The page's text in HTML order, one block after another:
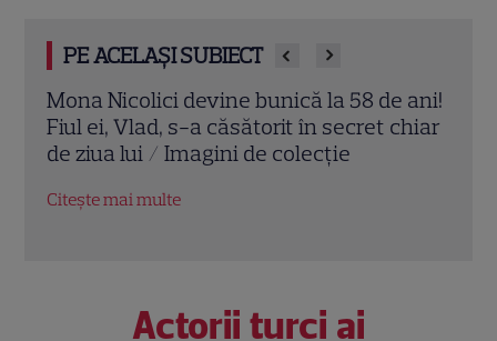
PE ACELAȘI SUBIECT
Mona Nicolici devine bunică la 58 de ani!
Fiul ei, Vlad, s-a căsătorit în secret chiar
de ziua lui / Imagini de colecție
Citește mai multe
Actorii turci ai